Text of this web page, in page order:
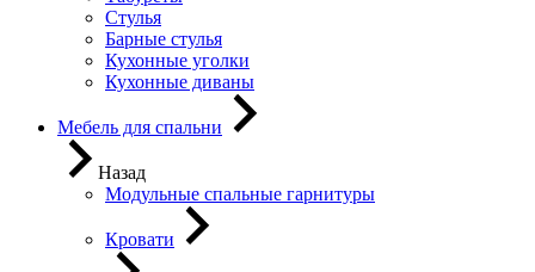
Стулья
Барные стулья
Кухонные уголки
Кухонные диваны
Мебель для спальни
Назад
Модульные спальные гарнитуры
Кровати